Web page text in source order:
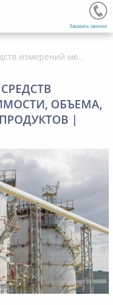
Заказать звонок
Поверка и калибровка средств измерений мер вместимости, объема, расхода, уровня нефтепродуктов | Обучение
ОБЪЕМА,
|